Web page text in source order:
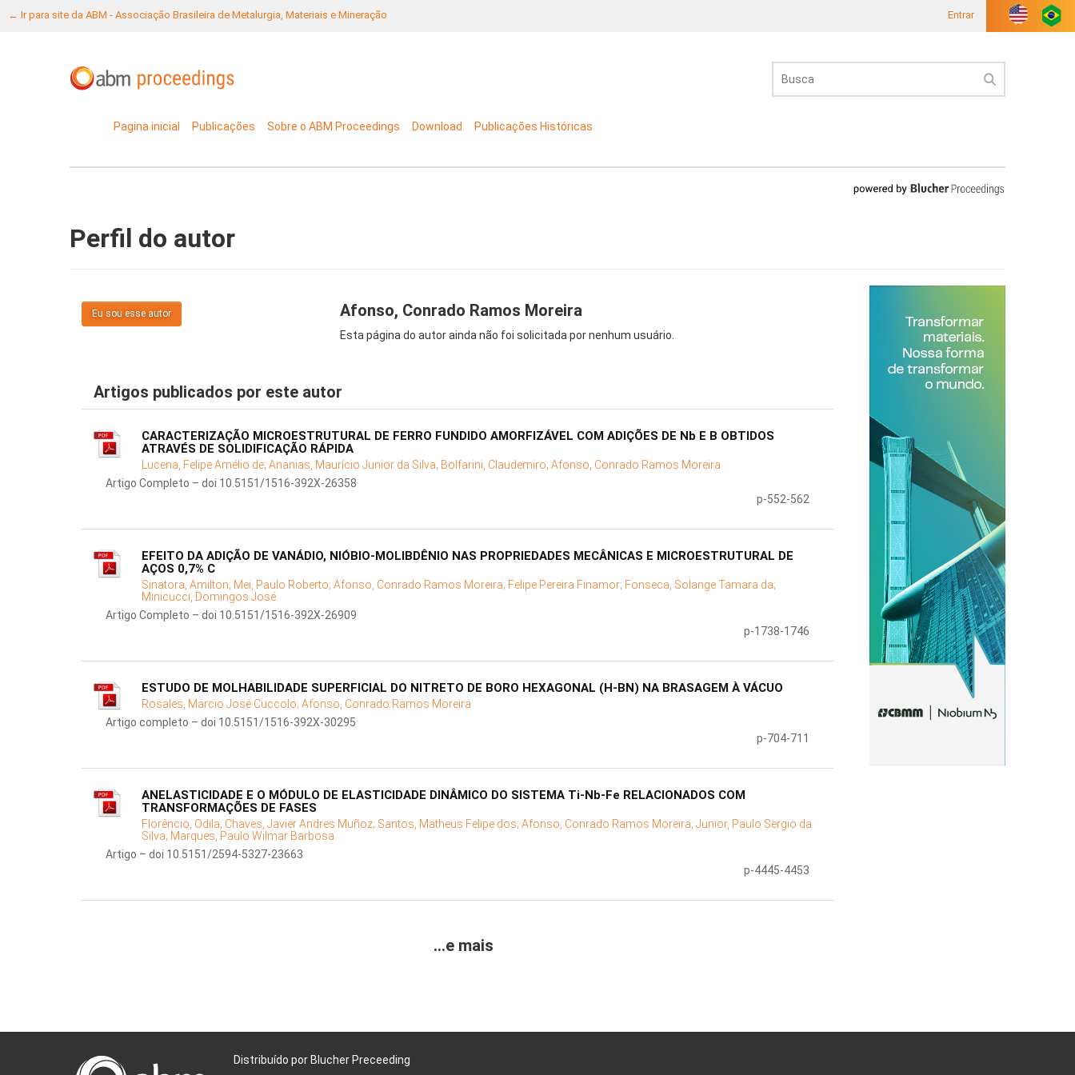
← Ir para site da ABM - Associação Brasileira de Metalurgia, Materiais e Mineração Entrar
Pagina inicial Publicações Sobre o ABM Proceedings Download Publicações Históricas
Perfil do autor
Eu sou esse autor Afonso, Conrado Ramos Moreira
Esta página do autor ainda não foi solicitada por nenhum usuário.
Artigos publicados por este autor
CARACTERIZAÇÃO MICROESTRUTURAL DE FERRO FUNDIDO AMORFIZÁVEL COM ADIÇÕES DE Nb E B OBTIDOS
ATRAVÉS DE SOLIDIFICAÇÃO RÁPIDA
Lucena, Felipe Amélio de; Ananias, Maurício Junior da Silva; Bolfarini, Claudemiro; Afonso, Conrado Ramos Moreira
Artigo Completo – doi 10.5151/1516-392X-26358
p-552-562
EFEITO DA ADIÇÃO DE VANÁDIO, NIÓBIO-MOLIBDÊNIO NAS PROPRIEDADES MECÂNICAS E MICROESTRUTURAL DE
AÇOS 0,7% C
Sinatora, Amilton; Mei, Paulo Roberto; Afonso, Conrado Ramos Moreira; Felipe Pereira Finamor; Fonseca, Solange Tamara da;
Minicucci, Domingos José
Artigo Completo – doi 10.5151/1516-392X-26909
p-1738-1746
ESTUDO DE MOLHABILIDADE SUPERFICIAL DO NITRETO DE BORO HEXAGONAL (H-BN) NA BRASAGEM À VÁCUO
Rosales, Marcio José Cuccolo; Afonso, Conrado Ramos Moreira
Artigo completo – doi 10.5151/1516-392X-30295
p-704-711
ANELASTICIDADE E O MÓDULO DE ELASTICIDADE DINÂMICO DO SISTEMA Ti-Nb-Fe RELACIONADOS COM
TRANSFORMAÇÕES DE FASES
Florêncio, Odila; Chaves, Javier Andres Muñoz; Santos, Matheus Felipe dos; Afonso, Conrado Ramos Moreira; Junior, Paulo Sergio da
Silva; Marques, Paulo Wilmar Barbosa
Artigo – doi 10.5151/2594-5327-23663
p-4445-4453
...e mais
Distribuído por Blucher Preceeding